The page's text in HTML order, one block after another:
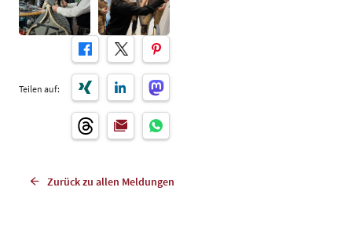
Teilen auf:
Zurück zu allen Meldungen